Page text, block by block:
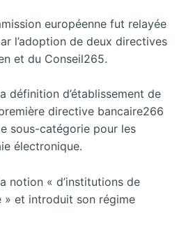
européenne fut relayée
l’adoption de deux directives
et du Conseil265.
définition d’établissement de
directive bancaire266
sous-catégorie pour les
électronique.
notion « d’institutions de
» et introduit son régime